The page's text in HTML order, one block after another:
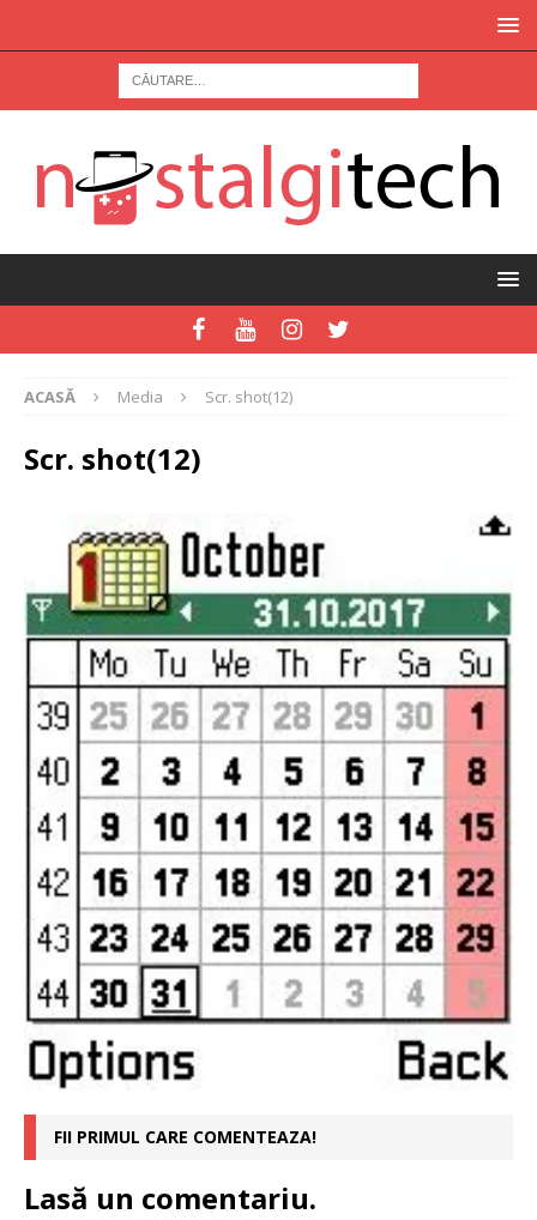
ACASĂ Media Scr. shot(12)
Scr. shot(12)
FII PRIMUL CARE COMENTEAZA!
Lasă un comentariu.